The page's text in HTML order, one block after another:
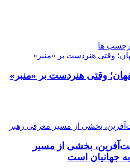
ها
وقتی هنردست بر «منبر»
بخشی از مسیر
جهانیان است